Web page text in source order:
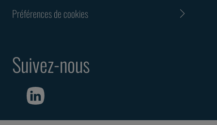
Préférences de cookies
Suivez-nous